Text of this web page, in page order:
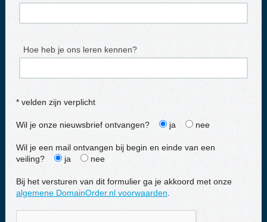
Hoe heb je ons leren kennen?
* velden zijn verplicht
Wil je onze nieuwsbrief ontvangen? ja nee
Wil je een mail ontvangen bij begin en einde van een
veiling?
ja nee
Bij het versturen van dit formulier ga je akkoord met onze
algemene DomainOrder.nl voorwaarden